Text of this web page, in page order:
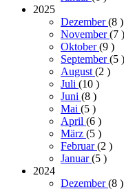
2025
Dezember(8 )
November(7 )
Oktober(9 )
September(5 )
August (2 )
Juli (10 )
Juni (8 )
Mai (5 )
April (6 )
März (5 )
Februar(2 )
Januar(5 )
2024
Dezember(8 )